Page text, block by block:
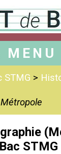
MENU
STMG >
Métropole